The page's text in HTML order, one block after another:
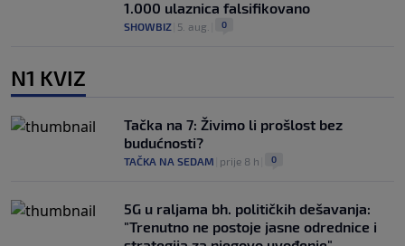
1.000 ulaznica falsifikovano
SHOWBIZ 5. aug. 0
N1 KVIZ
Tačka na 7: Živimo li prošlost bez
budućnosti?
TAČKA NA SEDAM prije 8 h 0
5G u raljama bh. političkih dešavanja:
"Trenutno ne postoje jasne odrednice i